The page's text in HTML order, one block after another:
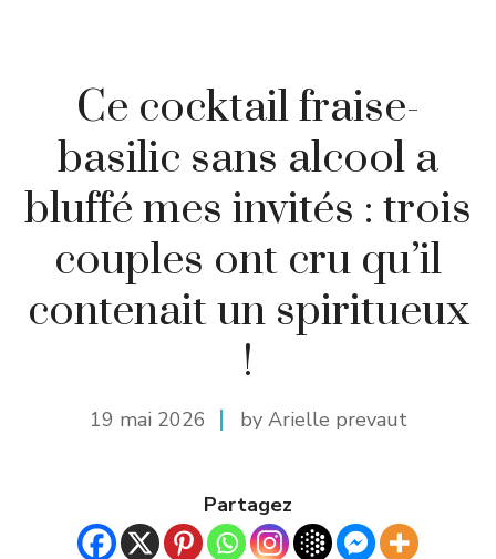
Ce cocktail fraise-
basilic sans alcool a
bluffé mes invités : trois
couples ont cru qu’il
contenait un spiritueux
!
19 mai 2026 by Arielle prevaut
Partagez